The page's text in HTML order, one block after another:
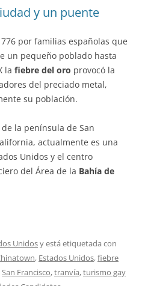
y un puente
por familias españolas que
un pequeño poblado hasta
la fiebre del oro provocó la
del preciado metal,
su población.
la península de San
actualmente es una
Unidos y el centro
del Área de la Bahía de
Unidosy está etiquetada con
, Estados Unidos,fiebre
San Francisco,tranvía,turismo gay